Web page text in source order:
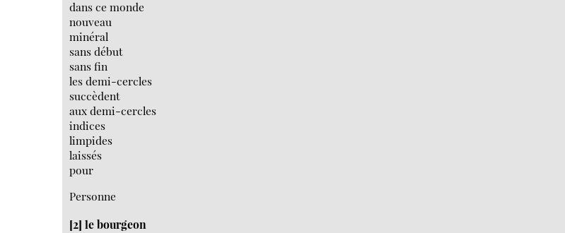
dans ce monde
nouveau
minéral
sans début
sans fin
les demi-cercles
succèdent
aux demi-cercles
indices
limpides
laissés
pour
Personne
[2] le bourgeon